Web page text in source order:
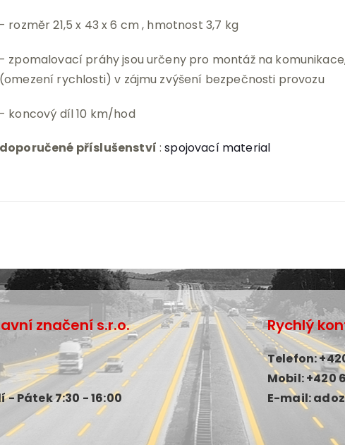
- rozměr 21,5 x 43 x 6 cm , hmotnost 3,7 kg
- zpomalovací práhy jsou určeny pro montáž na
(omezení rychlosti) v zájmu zvýšení bezpečnosti provozu
- koncový díl 10 km/hod
doporučené příslušenství :spojovací material
značení s.r.o.
Pátek 7:30 - 16:00
Rychlý
Telefon:
Mobil: +420
E-mail: